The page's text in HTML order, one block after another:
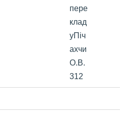
пере
клад
уПіч
ахчи
О.В.
312